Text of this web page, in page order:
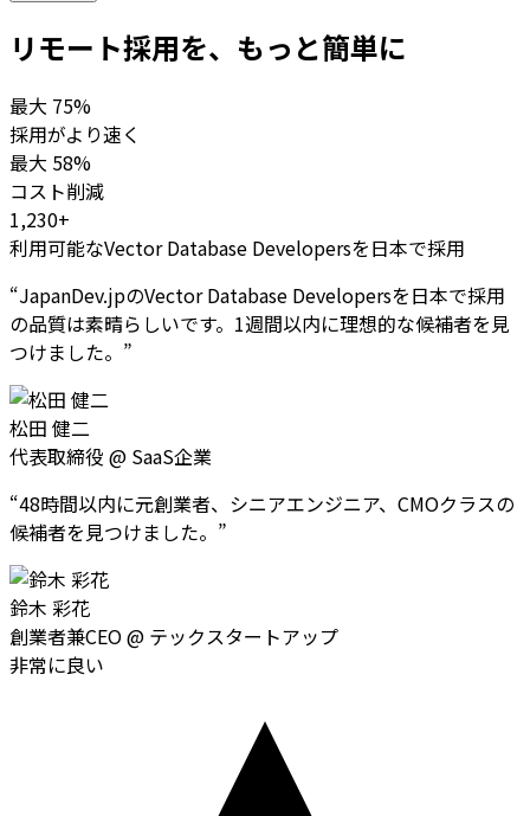
リモート採用を、もっと簡単に
最大 75%
採用がより速く
最大 58%
コスト削減
1,230+
利用可能なVector Database Developersを日本で採用
“JapanDev.jpのVector Database Developersを日本で採用
の品質は素晴らしいです。1週間以内に理想的な候補者を見
つけました。 ”
松田 健二
代表取締役 @ SaaS企業
“48時間以内に元創業者、シニアエンジニア、CMOクラスの
候補者を見つけました。 ”
鈴木 彩花
創業者兼CEO@ テックスタートアップ
非常に良い